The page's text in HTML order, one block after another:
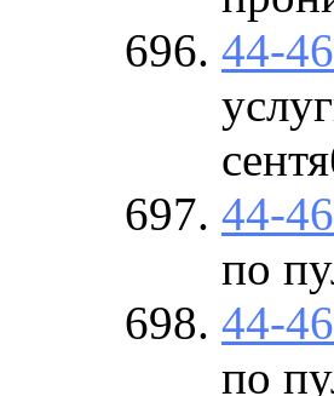
44-
44-
по
44-
по